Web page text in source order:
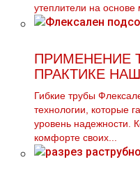
утеплители на основе
ПРИМЕНЕНИЕ
ПРАКТИКЕ
Гибкие трубы
технологии, которые
уровень надежности.
комфорте своих...